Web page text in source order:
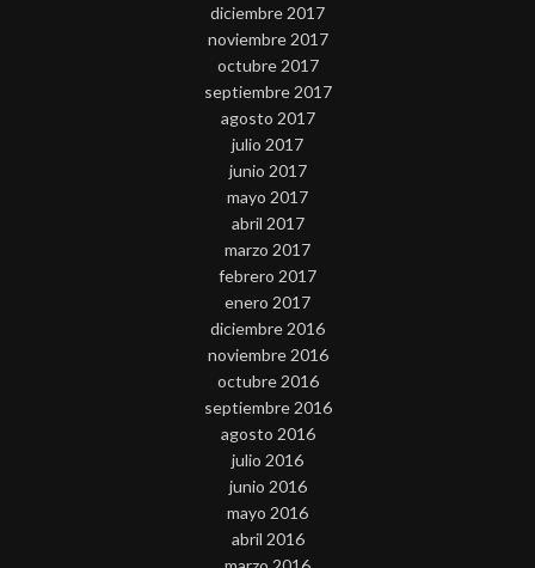
diciembre 2017
noviembre 2017
octubre 2017
septiembre 2017
agosto 2017
julio 2017
junio 2017
mayo 2017
abril 2017
marzo 2017
febrero 2017
enero 2017
diciembre 2016
noviembre 2016
octubre 2016
septiembre 2016
agosto 2016
julio 2016
junio 2016
mayo 2016
abril 2016